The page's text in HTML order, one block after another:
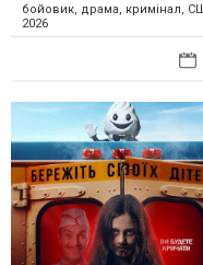
бойовик, драма, кримінал,
2026